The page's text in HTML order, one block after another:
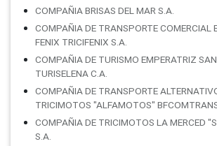
COMPAÑIA BRISAS DEL MAR S.A.
COMPAÑIA DE TRANSPORTE COMERCIAL
FENIX TRICIFENIX S.A.
COMPAÑIA DE TURISMO EMPERATRIZ
TURISELENA C.A.
COMPAÑIA DE TRANSPORTE
TRICIMOTOS "ALFAMOTOS"
COMPAÑIA DE TRICIMOTOS LA MERCED
S.A.